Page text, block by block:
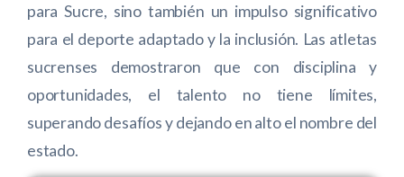
para Sucre, sino también un impulso significativo
para el deporte adaptado y la inclusión. Las atletas
sucrenses demostraron que con disciplina y
oportunidades, el talento no tiene límites,
superando desafíos y dejando en alto el nombre del
estado.